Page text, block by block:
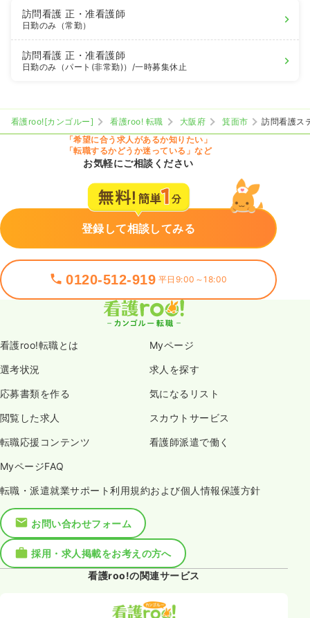
訪問看護正・准看護師
日勤のみ（常勤）
訪問看護正・准看護師
日勤のみ（パート(非常勤)） /一時募集休止
看護roo![カンゴルー] 看護roo! 転職 大阪府 箕面市
訪問看護ス
「希望に合う求人があるか知りたい」
「転職するかどうか迷っている」など
お気軽にご相談ください
登録して相談してみる
0120-512-919 平日9:00～18:00
看護roo!転職とは Myページ
選考状況 求人を探す
応募書類を作る 気になるリスト
閲覧した求人 スカウトサービス
転職応援コンテンツ 看護師派遣で働く
MyページFAQ
転職・派遣就業サポート利用規約および個人情報保護方針
お問い合わせフォーム
採用・求人掲載をお考えの方へ
看護roo!の関連サービス